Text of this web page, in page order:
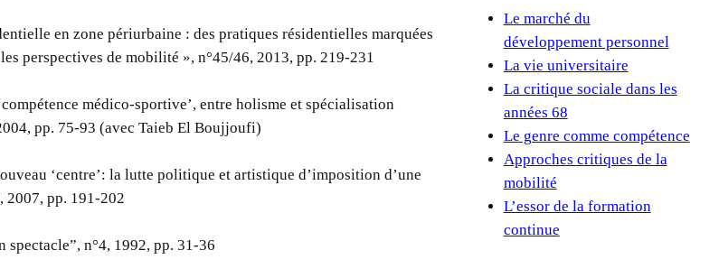
en zone périurbaine : des pratiques résidentielles marquées
perspectives de mobilité », n°45/46, 2013, pp. 219-231
médico-sportive’, entre holisme et spécialisation
pp. 75-93 (avec Taieb El Boujjoufi)
‘centre’: la lutte politique et artistique d’imposition d’une
2007, pp. 191-202
spectacle”, n°4, 1992, pp. 31-36
Le marché du
développement personnel
La vie universitaire
La critique sociale dans les
années 68
Le genre comme compétence
Approches critiques de la
mobilité
L’essor de la formation
continue